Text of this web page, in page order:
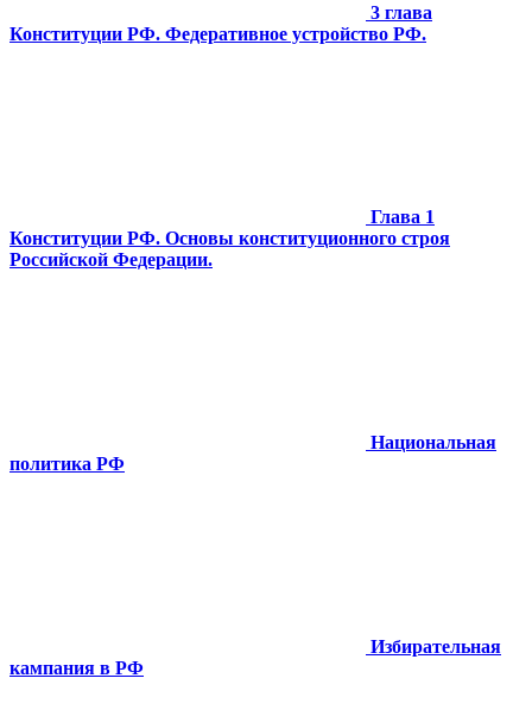
3 глава
Конституции РФ. Федеративное устройство РФ.
Глава 1
Конституции РФ. Основы конституционного строя
Российской Федерации.
Национальная
политика РФ
Избирательная
кампания в РФ